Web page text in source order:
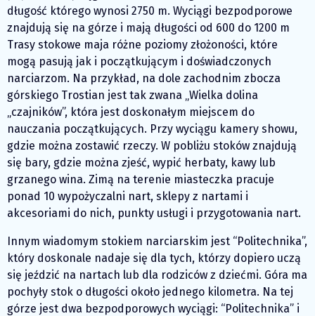
długość którego wynosi 2750 m. Wyciągi bezpodporowe
znajdują się na górze i mają długości od 600 do 1200 m
Trasy stokowe maja różne poziomy złożoności, które
mogą pasują jak i początkującym i doświadczonych
narciarzom. Na przykład, na dole zachodnim zbocza
górskiego Trostian jest tak zwana „Wielka dolina
„czajników”, która jest doskonałym miejscem do
nauczania początkujących. Przy wyciągu kamery showu,
gdzie można zostawić rzeczy. W pobliżu stoków znajdują
się bary, gdzie można zjeść, wypić herbaty, kawy lub
grzanego wina. Zimą na terenie miasteczka pracuje
ponad 10 wypożyczalni nart, sklepy z nartami i
akcesoriami do nich, punkty usługi i przygotowania nart.
Innym wiadomym stokiem narciarskim jest “Politechnika”,
który doskonale nadaje się dla tych, którzy dopiero uczą
się jeździć na nartach lub dla rodziców z dziećmi. Góra ma
pochyły stok o długości około jednego kilometra. Na tej
górze jest dwa bezpodporowych wyciągi: “Politechnika” i